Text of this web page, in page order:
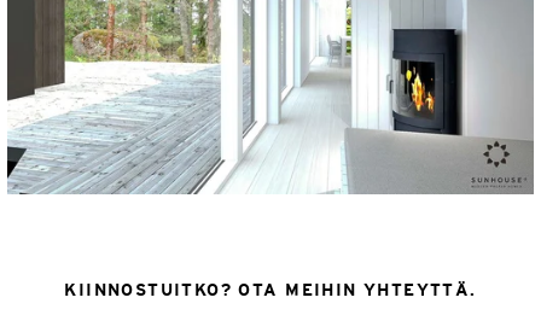
KIINNOSTUITKO? OTA MEIHIN YHTEYTTÄ.